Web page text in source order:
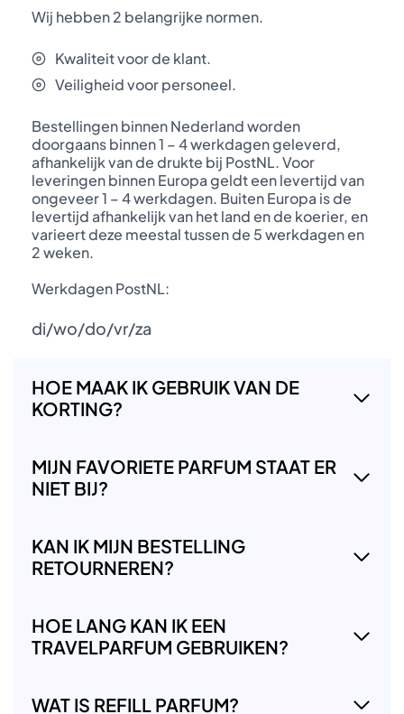
Wij hebben 2 belangrijke normen.
Kwaliteit voor de klant.
Veiligheid voor personeel.
Bestellingen binnen Nederland worden
doorgaans binnen 1 – 4 werkdagen geleverd,
afhankelijk van de drukte bij PostNL. Voor
leveringen binnen Europa geldt een levertijd van
ongeveer 1 – 4 werkdagen. Buiten Europa is de
levertijd afhankelijk van het land en de koerier, en
varieert deze meestal tussen de 5 werkdagen en
2 weken.
Werkdagen PostNL:
di/wo/do/vr/za
HOE MAAK IK GEBRUIK VAN DE
KORTING?
MIJN FAVORIETE PARFUM STAAT ER
NIET BIJ?
KAN IK MIJN BESTELLING
RETOURNEREN?
HOE LANG KAN IK EEN
TRAVELPARFUM GEBRUIKEN?
WAT IS REFILL PARFUM?